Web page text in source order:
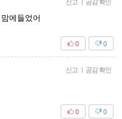
신고 공감 확인
에들었어
0
0
신고 공감 확인
0
0